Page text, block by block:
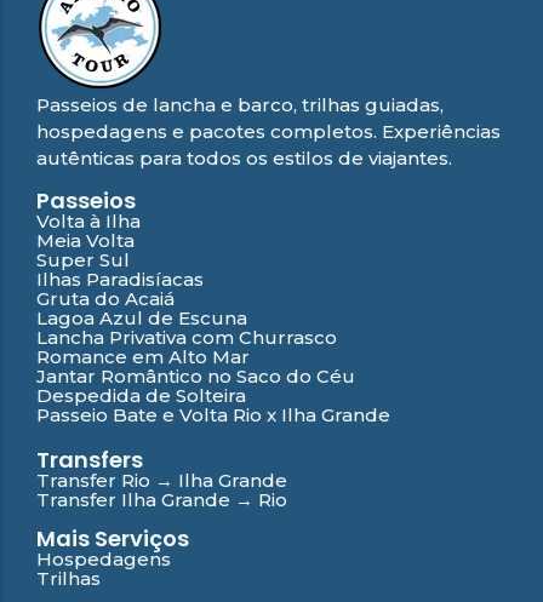
Passeios de lancha e barco, trilhas guiadas,
hospedagens e pacotes completos. Experiências
autênticas para todos os estilos de viajantes.
Passeios
Volta à Ilha
Meia Volta
Super Sul
Ilhas Paradisíacas
Gruta do Acaiá
Lagoa Azul de Escuna
Lancha Privativa com Churrasco
Romance em Alto Mar
Jantar Romântico no Saco do Céu
Despedida de Solteira
Passeio Bate e Volta Rio x Ilha Grande
Transfers
Transfer Rio → Ilha Grande
Transfer Ilha Grande → Rio
Mais Serviços
Hospedagens
Trilhas